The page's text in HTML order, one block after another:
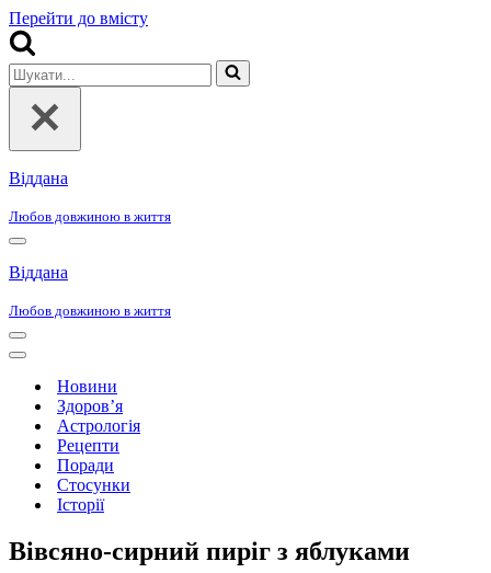
Перейти до вмісту
Шукати...
Віддана
Любов довжиною в життя
Меню
навігації
Віддана
Любов довжиною в життя
Меню
навігації
Меню
навігаціїНовини
Здоров’я
Астрологія
Рецепти
Поради
Стосунки
Історії
Вівсяно-сирний пиріг з яблуками